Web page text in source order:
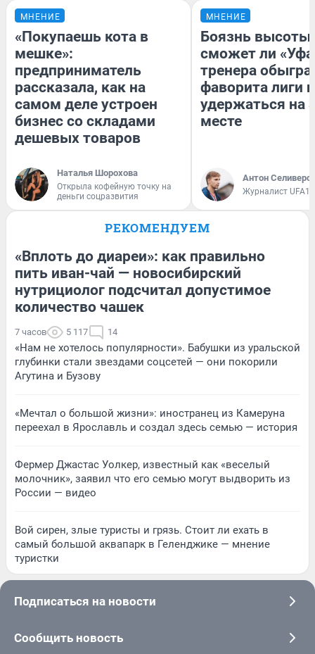
МНЕНИЕ
«Покупаешь кота в
мешке»:
предприниматель
рассказала, как на
самом деле устроен
бизнес со складами
дешевых товаров
Наталья Шорохова
Открыла кофейную точку на
деньги соцразвития
МНЕНИЕ
Боязнь высоты:
сможет ли
тренера
фаворита лиги и
удержаться на
месте
Антон
Журналист
РЕКОМЕНДУЕМ
«Вплоть до диареи»: как правильно
пить иван-чай — новосибирский
нутрициолог подсчитал допустимое
количество чашек
7 часов 5 117 14
«Нам не хотелось популярности». Бабушки из уральской
глубинки стали звездами соцсетей — они покорили
Агутина и Бузову
«Мечтал о большой жизни»: иностранец из Камеруна
переехал в Ярославль и создал здесь семью — история
Фермер Джастас Уолкер, известный как «веселый
молочник», заявил что его семью могут выдворить из
России — видео
Вой сирен, злые туристы и грязь. Стоит ли ехать в
самый большой аквапарк в Геленджике — мнение
туристки
Подписаться на новости
Сообщить новость